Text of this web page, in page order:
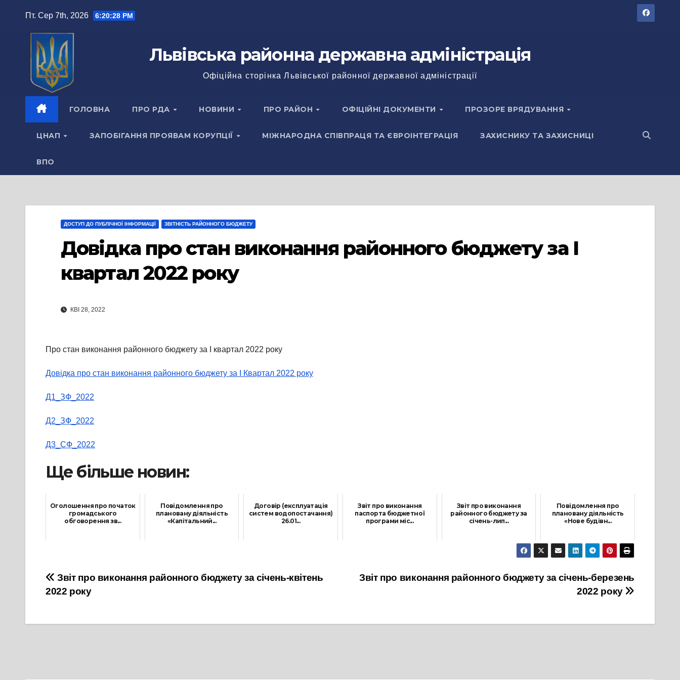
Пт. Сер 7th, 2026 6:20:28 PM
Львівська районна державна адміністрація
Офіційна сторінка Львівської районної державної адміністрації
ГОЛОВНА ПРО РДА НОВИНИ ПРО РАЙОН ОФІЦІЙНІ ДОКУМЕНТИ ПРОЗОРЕ ВРЯДУВАННЯ
ЦНАП ЗАПОБІГАННЯ ПРОЯВАМ КОРУПЦІЇ МІЖНАРОДНА СПІВПРАЦЯ ТА ЄВРОІНТЕГРАЦІЯ ЗАХИСНИКУ ТА ЗАХИСНИЦІ
ВПО
ДОСТУП ДО ПУБЛІЧНОЇ ІНФОРМАЦІЇ ЗВІТНІСТЬ РАЙОННОГО БЮДЖЕТУ
Довідка про стан виконання районного бюджету за І
квартал 2022 року
КВІ 28, 2022
Про стан виконання районного бюджету за І квартал 2022 року
Довідка про стан виконання районного бюджету за І Квартал 2022 року
Д1_ЗФ_2022
Д2_ЗФ_2022
Д3_СФ_2022
Ще більше новин:
Оголошення про початок
громадського
обговорення зв...
Повідомлення про
плановану діяльність
«Капітальний...
Договір (експлуатація
систем водопостачання)
26.01...
Звіт про виконання
паспорта бюджетної
програми міс...
Звіт про виконання
районного бюджету за
січень-лип...
Повідомлення про
плановану діяльність
«Нове будівн...
9 Жовтня, 2025
Навігація
записів
Звіт про виконання районного бюджету за січень-березень
2022 року
Звіт про виконання районного бюджету за січень-квітень
2022 року